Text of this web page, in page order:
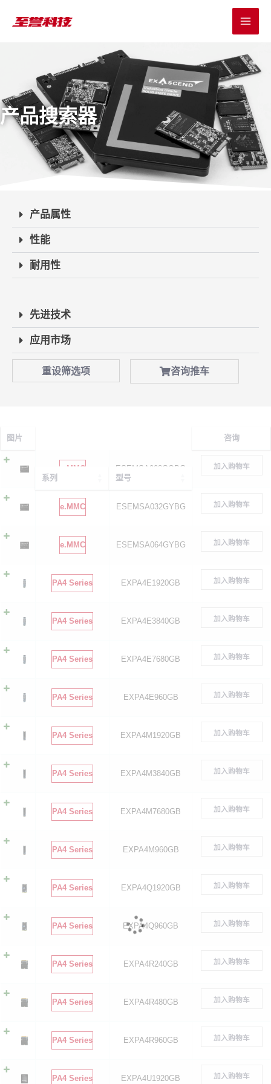
产品搜索器
产品属性
性能
耐用性
先进技术
应用市场
重设筛选项 咨询推车
图片
系列 型号
咨询
e.MMC ESEMSA008GQBG 加入购物车
e.MMC ESEMSA032GYBG 加入购物车
e.MMC ESEMSA064GYBG 加入购物车
PA4 Series EXPA4E1920GB 加入购物车
PA4 Series EXPA4E3840GB 加入购物车
PA4 Series EXPA4E7680GB 加入购物车
PA4 Series EXPA4E960GB 加入购物车
PA4 Series EXPA4M1920GB 加入购物车
PA4 Series EXPA4M3840GB 加入购物车
PA4 Series EXPA4M7680GB 加入购物车
PA4 Series EXPA4M960GB 加入购物车
PA4 Series EXPA4Q1920GB 加入购物车
PA4 Series EXPA4Q960GB 加入购物车
PA4 Series EXPA4R240GB 加入购物车
PA4 Series EXPA4R480GB 加入购物车
PA4 Series EXPA4R960GB 加入购物车
PA4 Series EXPA4U1920GB 加入购物车